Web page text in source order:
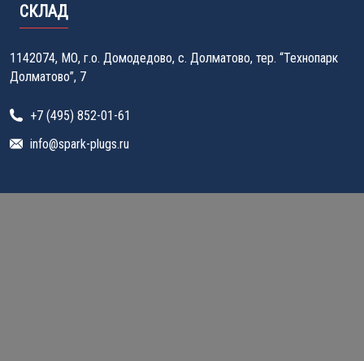
СКЛАД
1142074, МО, г.о. Домодедово, с. Долматово, тер. “Технопарк
Долматово”, 7
+7 (495) 852-01-61
info@spark-plugs.ru